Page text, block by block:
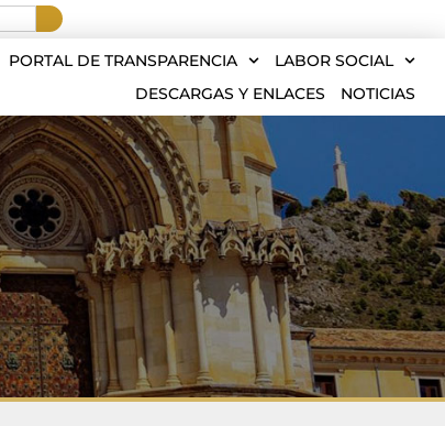
PORTAL DE TRANSPARENCIA
LABOR SOCIAL
DESCARGAS Y ENLACES
NOTICIAS